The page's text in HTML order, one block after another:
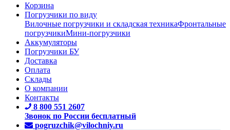
Корзина
Погрузчики по виду
Вилочные погрузчики и складская техникаФронтальные
погрузчикиМини-погрузчики
Аккумуляторы
Погрузчики БУ
Доставка
Оплата
Склады
О компании
Контакты
8 800 551 2607
Звонок по России бесплатный
pogruzchik@vilochniy.ru